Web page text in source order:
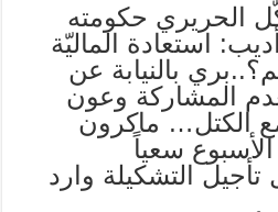
الحريري حكومته
استعادة الماليّة
بالنيابة عن
المشاركة وعون
الكتل… ماكرون
الأسبوع سعياً
التشكيلة وارد